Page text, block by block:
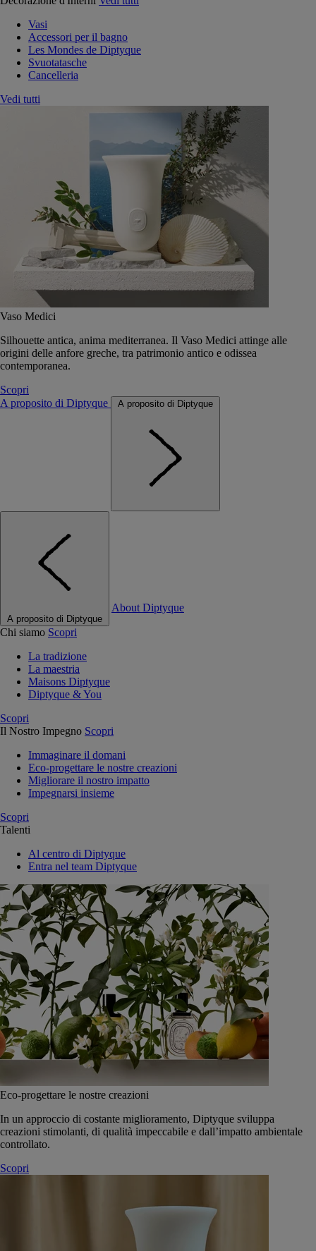
Vasi
Accessori per il bagno
Les Mondes de Diptyque
Svuotatasche
Cancelleria
Vedi tutti
Vaso Medici
Silhouette antica, anima mediterranea. Il Vaso Medici attinge alle
origini delle anfore greche, tra patrimonio antico e odissea
contemporanea.
Scopri
A proposito di Diptyque
A proposito di Diptyque
A proposito di Diptyque
About Diptyque
Chi siamo Scopri
La tradizione
La maestria
Maisons Diptyque
Diptyque & You
Scopri
Il Nostro Impegno Scopri
Immaginare il domani
Eco-progettare le nostre creazioni
Migliorare il nostro impatto
Impegnarsi insieme
Scopri
Talenti
Al centro di Diptyque
Entra nel team Diptyque
Eco-progettare le nostre creazioni
In un approccio di costante miglioramento, Diptyque sviluppa
creazioni stimolanti, di qualità impeccabile e dall’impatto ambientale
controllato.
Scopri